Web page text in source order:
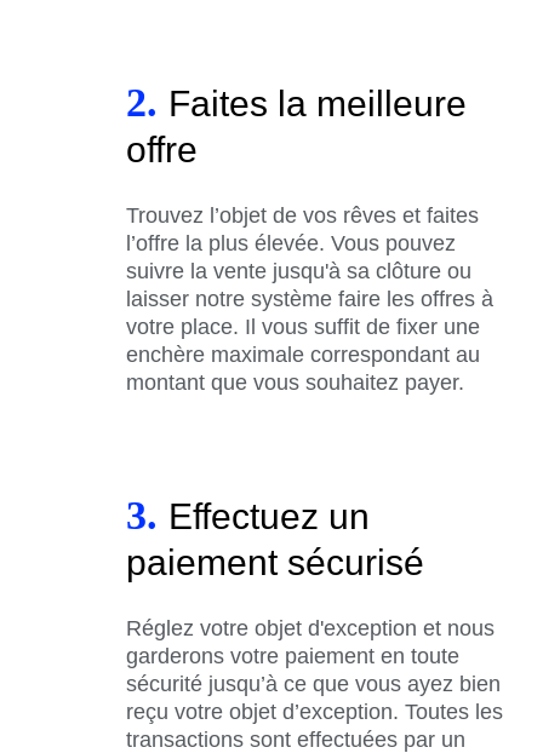
2. Faites la meilleure
offre
Trouvez l’objet de vos rêves et faites
l’offre la plus élevée. Vous pouvez
suivre la vente jusqu'à sa clôture ou
laisser notre système faire les offres à
votre place. Il vous suffit de fixer une
enchère maximale correspondant au
montant que vous souhaitez payer.
3. Effectuez un
paiement sécurisé
Réglez votre objet d'exception et nous
garderons votre paiement en toute
sécurité jusqu’à ce que vous ayez bien
reçu votre objet d’exception. Toutes les
transactions sont effectuées par un